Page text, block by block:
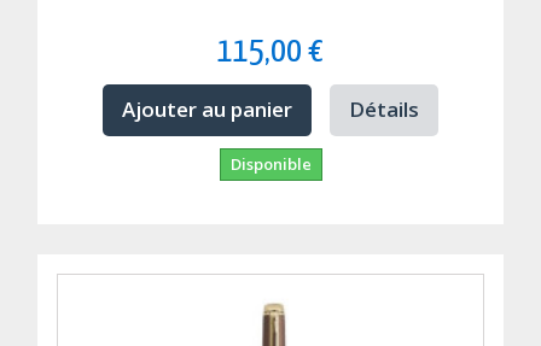
115,00 €
Ajouter au panier Détails
Disponible